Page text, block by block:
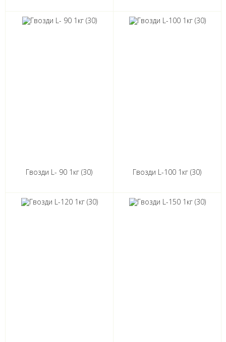
Гвозди L- 90 1кг (30) Гвозди L-100 1кг (30)